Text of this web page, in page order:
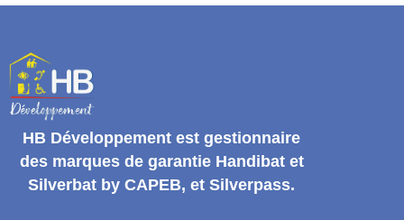
HB Développement est gestionnaire
des marques de garantie Handibat et
Silverbat by CAPEB, et Silverpass.